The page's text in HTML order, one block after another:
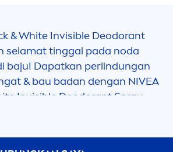
&White Invisible Deodorant
selamat tinggal pada noda
baju! Dapatkan perlindungan
& bau badan dengan NIVEA
Invisible Deodorant Spray.